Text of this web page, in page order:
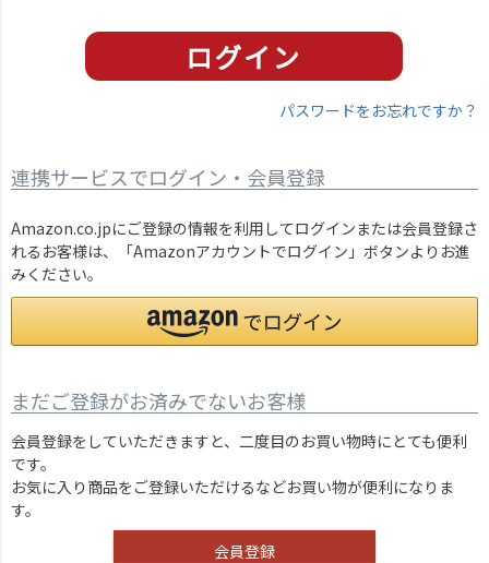
パスワードをお忘れですか？
連携サービスでログイン・会員登録
Amazon.co.jpにご登録の情報を利用してログインまたは会員登録さ
れるお客様は、「Amazonアカウントでログイン」ボタンよりお進
みください。
まだご登録がお済みでないお客様
会員登録をしていただきますと、二度目のお買い物時にとても便利
です。
お気に入り商品をご登録いただけるなどお買い物が便利になりま
す。
会員登録